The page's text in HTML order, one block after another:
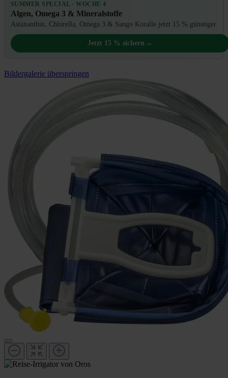
SUMMER SPECIAL · WOCHE 4
Algen, Omega 3 & Mineralstoffe
Astaxanthin, Chlorella, Omega 3 & Sango Koralle jetzt 15 % günstiger
Jetzt 15 % sichern →
Bildergalerie überspringen